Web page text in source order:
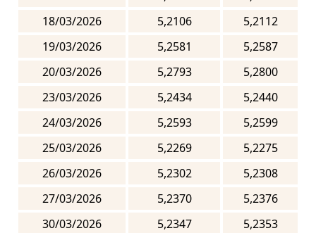
18/03/2026
5,2106
5,2112
19/03/2026
5,2581
5,2587
20/03/2026
5,2793
5,2800
23/03/2026
5,2434
5,2440
24/03/2026
5,2593
5,2599
25/03/2026
5,2269
5,2275
26/03/2026
5,2302
5,2308
27/03/2026
5,2370
5,2376
30/03/2026
5,2347
5,2353